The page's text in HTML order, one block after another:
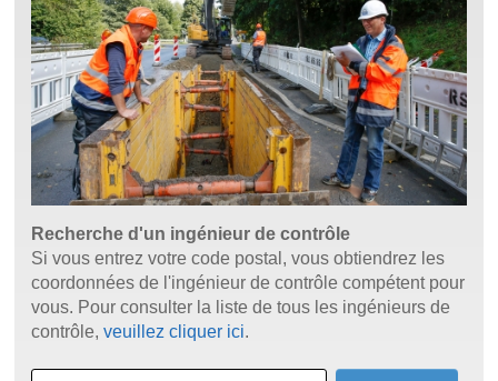
Recherche d'un ingénieur de contrôle
Si vous entrez votre code postal, vous obtiendrez les
coordonnées de l'ingénieur de contrôle compétent pour
vous. Pour consulter la liste de tous les ingénieurs de
contrôle,veuillez cliquer ici.